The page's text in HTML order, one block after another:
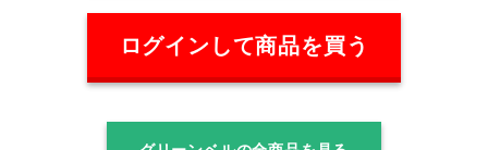
ログインして商品を買う